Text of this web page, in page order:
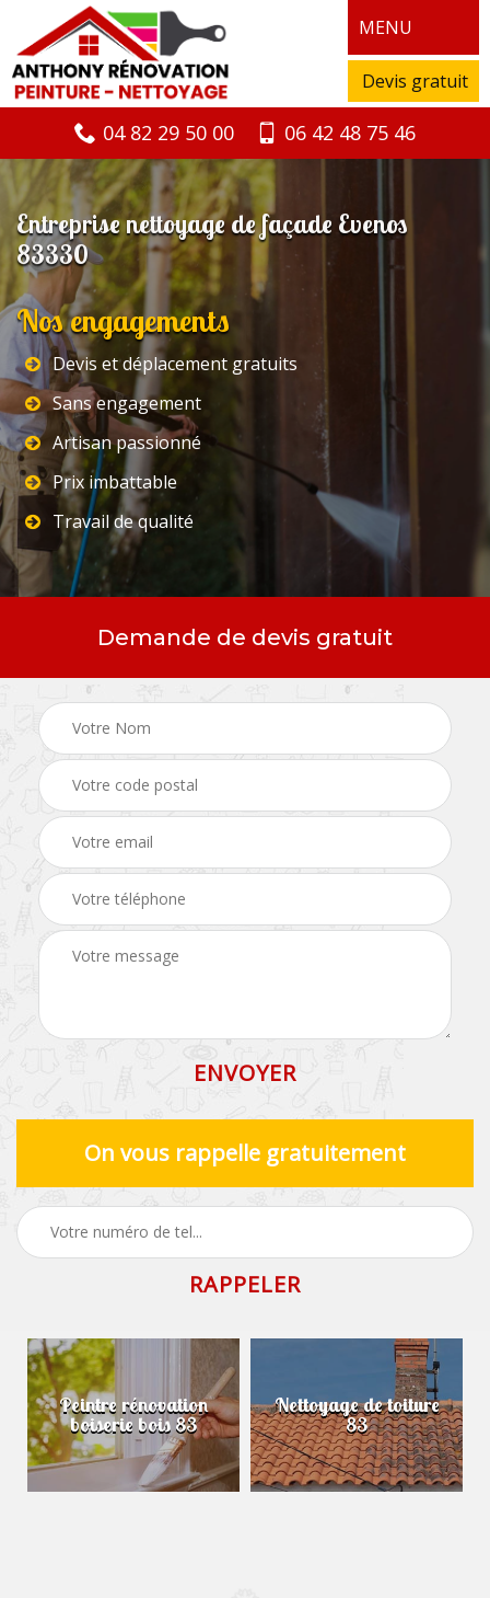
MENU
Devis gratuit
04 82 29 50 00 06 42 48 75 46
Entreprise nettoyage de façade Evenos
83330
Nos engagements
Devis et déplacement gratuits
Sans engagement
Artisan passionné
Prix imbattable
Travail de qualité
Demande de devis gratuit
On vous rappelle gratuitement
Peintre rénovation
boiserie bois 83
Nettoyage de toiture
83